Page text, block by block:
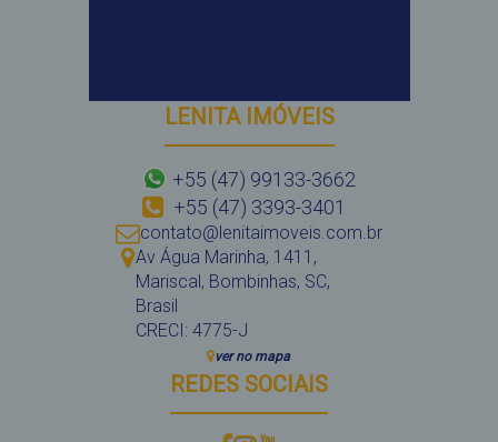
LENITA IMÓVEIS
+55 (47) 99133-3662
+55 (47) 3393-3401
contato@lenitaimoveis.com.br
Av Água Marinha, 1411 ,
Mariscal, Bombinhas, SC,
Brasil
CRECI: 4775-J
ver no mapa
REDES SOCIAIS